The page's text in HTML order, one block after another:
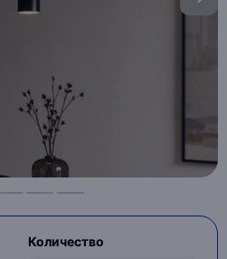
Количество